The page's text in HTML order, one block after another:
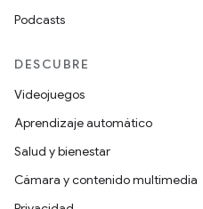
Podcasts
DESCUBRE
Videojuegos
Aprendizaje automático
Salud y bienestar
Cámara y contenido multimedia